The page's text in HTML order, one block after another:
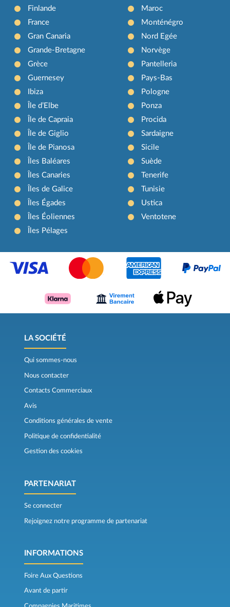
Finlande
France
Gran Canaria
Grande-Bretagne
Grèce
Guernesey
Ibiza
Île d’Elbe
Île de Capraia
Île de Giglio
Île de Pianosa
Îles Baléares
Îles Canaries
Îles de Galice
Îles Égades
Îles Éoliennes
Îles Pélages
Maroc
Monténégro
Nord Egée
Norvège
Pantelleria
Pays-Bas
Pologne
Ponza
Procida
Sardaigne
Sicile
Suède
Tenerife
Tunisie
Ustica
Ventotene
LA SOCIÉTÉ
Qui sommes-nous
Nous contacter
Contacts Commerciaux
Avis
Conditions générales de vente
Politique de confidentialité
Gestion des cookies
PARTENARIAT
Se connecter
Rejoignez notre programme de partenariat
INFORMATIONS
Foire Aux Questions
Avant de partir